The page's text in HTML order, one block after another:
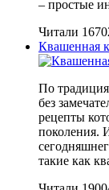
– простые
Читали
Квашенная
По
без
рецепты
поколения.
такие как